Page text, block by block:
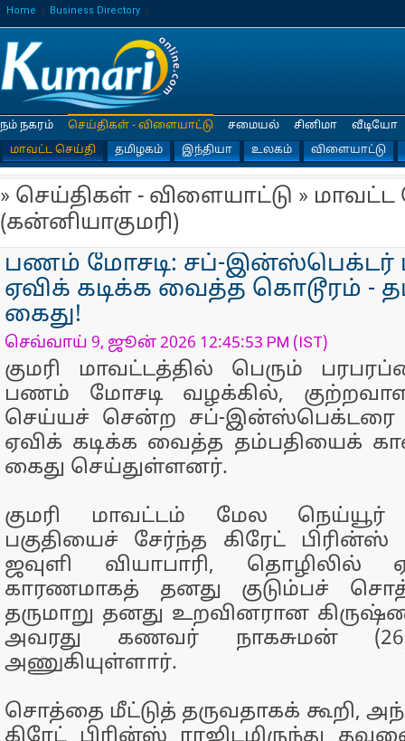
Home Business Directory
நம் நகரம்
செய்திகள் - விளையாட்டு
மாவட்ட செய்தி
தமிழகம் இந்தியா உலகம் விளையாட்டு
சமையல் சினிமா வீடியோ
» செய்திகள் - விளையாட்டு » மாவட்ட
(கன்னியாகுமரி)
பணம் மோசடி: சப்-இன்ஸ்பெக்டர்
ஏவிக் கடிக்க வைத்த கொடூரம் -
கைது!
செவ்வாய் 9, ஜூன் 2026 12:45:53 PM (IST)
குமரி மாவட்டத்தில் பெரும்
பணம் மோசடி வழக்கில்,
செய்யச் சென்ற சப்-இன்ஸ்பெக்டரை
ஏவிக் கடிக்க வைத்த தம்பதியைக்
கைது செய்துள்ளனர்.
குமரி மாவட்டம் மேல நெய்யூர்
பகுதியைச் சேர்ந்த கிரேட்
ஜவுளி வியாபாரி, தொழிலில்
காரணமாகத் தனது குடும்பச்
தருமாறு தனது உறவினரான
அவரது கணவர் நாகசுமன்
அணுகியுள்ளார்.
சொத்தை மீட்டுத் தருவதாகக் கூறி,